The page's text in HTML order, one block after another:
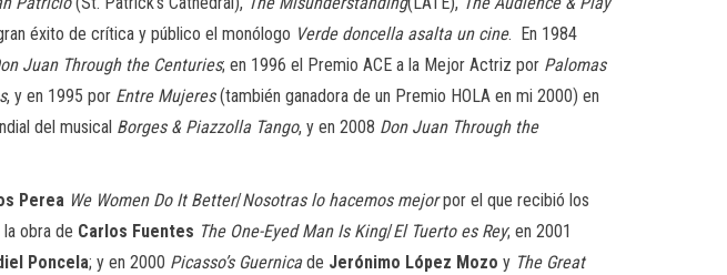
éxito de crítica y público el monólogo Verde doncella asalta un cine. En 1984
Juan Through the Centuries; en 1996 el Premio ACE a la Mejor Actriz por Palomas
, y en 1995 por Entre Mujeres(también ganadora de un Premio HOLA en mi 2000) en
del musical Borges & Piazzolla Tango, y en 2008 Don Juan Through the
Perea We Women Do It Better/Nosotras lo hacemos mejor por el que recibió los
obra de Carlos Fuentes The One-Eyed Man Is King/El Tuerto es Rey; en 2001
Poncela; y en 2000 Picasso’s Guernica de Jerónimo López Mozo y The Great